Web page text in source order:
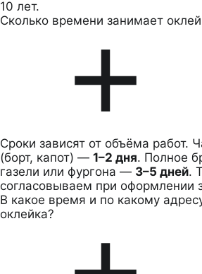
10 лет.
Сколько времени занимает
Сроки зависят от объёма работ.
(борт, капот) — 1–2 дня. Полное
газели или фургона — 3–5 дней.
согласовываем при оформлении
В какое время и по какому
оклейка?